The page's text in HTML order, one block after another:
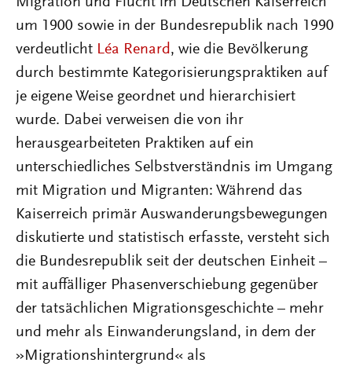
um 1900 sowie in der Bundesrepublik nach 1990
verdeutlicht Léa Renard , wie die Bevölkerung
durch bestimmte Kategorisierungspraktiken auf
je eigene Weise geordnet und hierarchisiert
wurde. Dabei verweisen die von ihr
herausgearbeiteten Praktiken auf ein
unterschiedliches Selbstverständnis im Umgang
mit Migration und Migranten: Während das
Kaiserreich primär Auswanderungsbewegungen
diskutierte und statistisch erfasste, versteht sich
die Bundesrepublik seit der deutschen Einheit –
mit auffälliger Phasenverschiebung gegenüber
der tatsächlichen Migrationsgeschichte – mehr
und mehr als Einwanderungsland, in dem der
»Migrationshintergrund« als